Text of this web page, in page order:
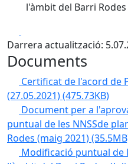
l'àmbit del Barri
Darrera actualització:
Documents
Certificat de l'acord de
(27.05.2021)(475.73KB)
Document per a
puntual de les NNSSde
Rodes (maig 2021)
Modificació puntual de